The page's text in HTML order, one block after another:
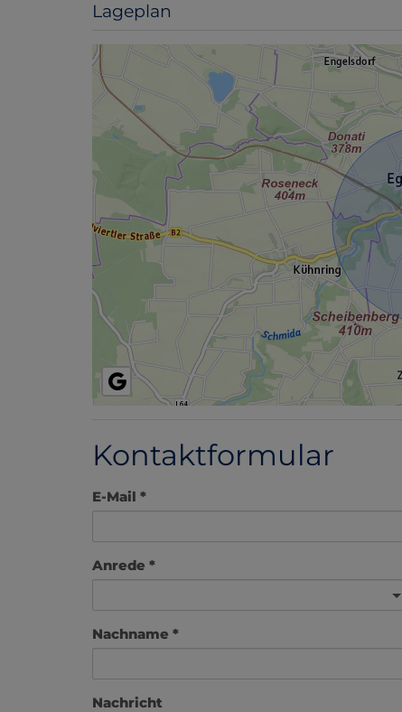
Lageplan
Kontaktformular
E-Mail
Anrede
Nachname
Nachricht